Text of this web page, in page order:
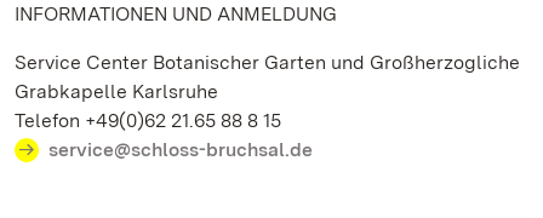
INFORMATIONEN UND ANMELDUNG
Service Center Botanischer Garten und Großherzogliche
Grabkapelle Karlsruhe
Telefon +49(0)62 21.65 88 8 15
service@schloss-bruchsal.de